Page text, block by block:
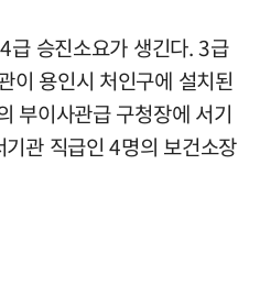
급 승진소요가 생긴다. 3급
이 용인시 처인구에 설치된
부이사관급 구청장에 서기
관 직급인 4명의 보건소장